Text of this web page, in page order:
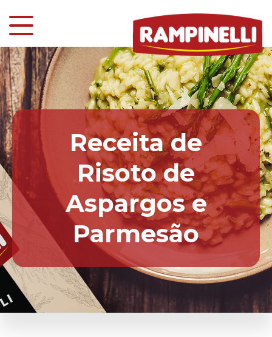
Receita de
Risoto de
Aspargos e
Parmesão